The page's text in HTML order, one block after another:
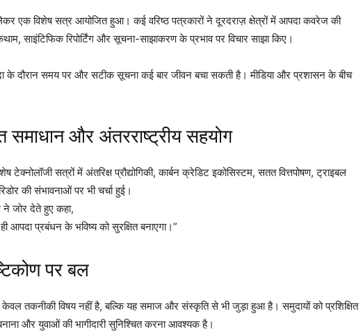
एक विशेष सत्र आयोजित हुआ। कई वरिष्ठ पत्रकारों ने दूरदराज़ क्षेत्रों में आपदा कवरेज की
साइंटिफिक रिपोर्टिंग और सूचना-साझाकरण के प्रभाव पर विचार साझा किए।
के दौरान समय पर और सटीक सूचना कई बार जीवन बचा सकती है। मीडिया और प्रशासन के बीच
समाधान और अंतरराष्ट्रीय सहयोग
सत्रों में अंतरिक्ष प्रौद्योगिकी, कार्बन क्रेडिट इकोसिस्टम, सतत वित्तपोषण, ट्राइबल
की संभावनाओं पर भी चर्चा हुई।
ने जोर देते हुए कहा,
आपदा प्रबंधन के भविष्य को सुरक्षित बनाएगा।”
पर बल
केवल तकनीकी विषय नहीं है, बल्कि यह समाज और संस्कृति से भी जुड़ा हुआ है। समुदायों को प्रशिक्षित
और युवाओं की भागीदारी सुनिश्चित करना आवश्यक है।